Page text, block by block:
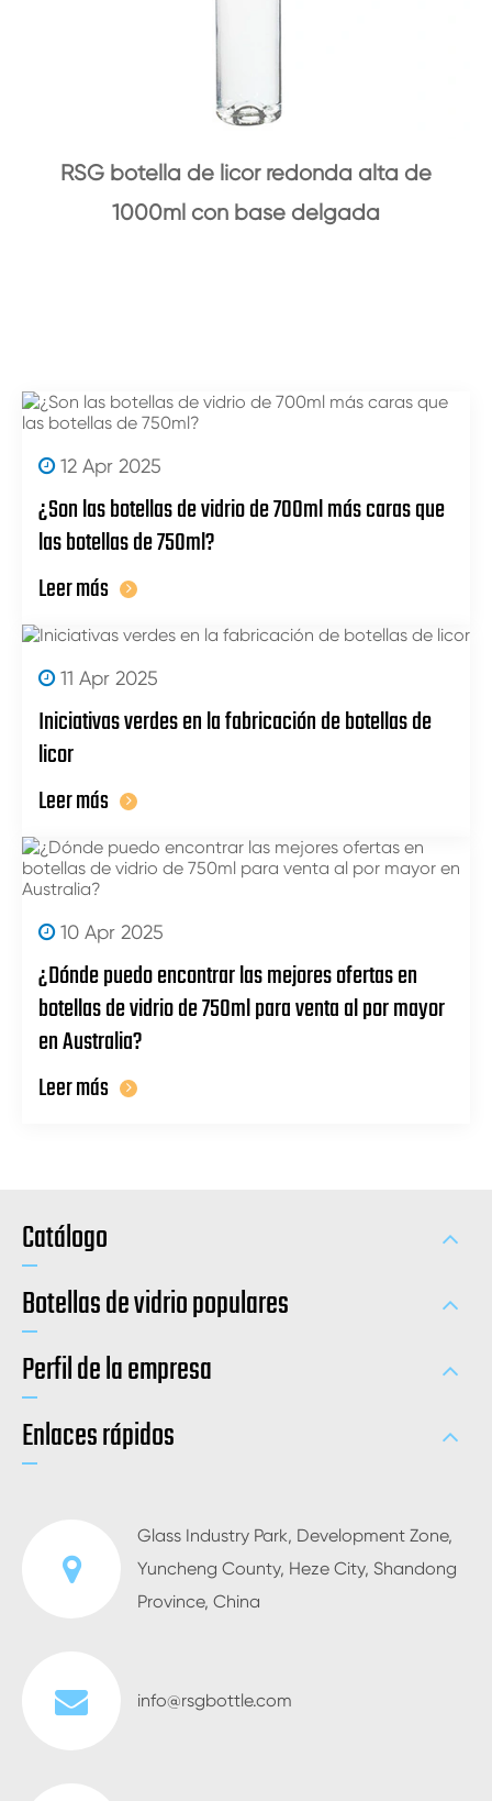
RSG botella de licor redonda alta de
1000ml con base delgada
12 Apr 2025
¿Son las botellas de vidrio de 700ml más caras que
las botellas de 750ml?
Leer más
11 Apr 2025
Iniciativas verdes en la fabricación de botellas de
licor
Leer más
10 Apr 2025
¿Dónde puedo encontrar las mejores ofertas en
botellas de vidrio de 750ml para venta al por mayor
en Australia?
Leer más
Catálogo
Botellas de vidrio populares
Perfil de la empresa
Enlaces rápidos
Glass Industry Park, Development Zone,
Yuncheng County, Heze City, Shandong
Province, China
info@rsgbottle.com